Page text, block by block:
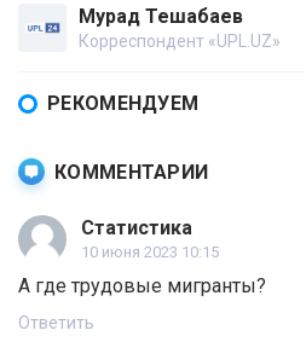
Мурад Тешабаев
Корреспондент «UPL.UZ»
РЕКОМЕНДУЕМ
КОММЕНТАРИИ
Статистика
10 июня 2023 10:15
А где трудовые мигранты?
Ответить